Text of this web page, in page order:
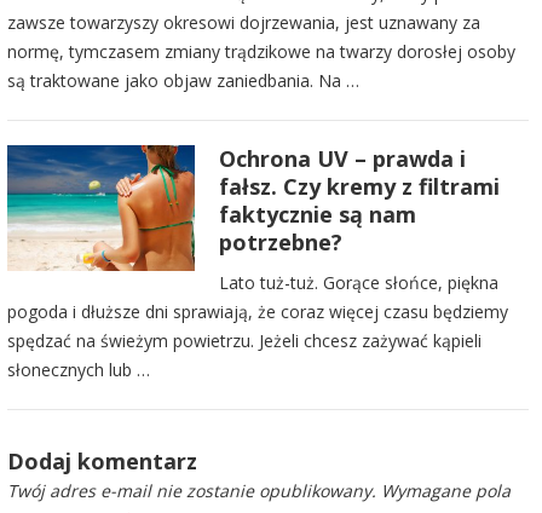
zawsze towarzyszy okresowi dojrzewania, jest uznawany za
normę, tymczasem zmiany trądzikowe na twarzy dorosłej osoby
są traktowane jako objaw zaniedbania. Na …
Ochrona UV – prawda i
fałsz. Czy kremy z filtrami
faktycznie są nam
potrzebne?
Lato tuż-tuż. Gorące słońce, piękna
pogoda i dłuższe dni sprawiają, że coraz więcej czasu będziemy
spędzać na świeżym powietrzu. Jeżeli chcesz zażywać kąpieli
słonecznych lub …
Dodaj komentarz
Twój adres e-mail nie zostanie opublikowany. Wymagane pola